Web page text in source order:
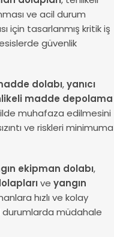
ve acil durum
için tasarlanmış kritik iş
güvenlik
dolabı,yanıcı
madde depolama
muhafaza edilmesini
ve riskleri minimuma
ekipman dolabı,
ve yangın
hızlı ve kolay
durumlarda müdahale